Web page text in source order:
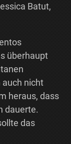
Batut,
überhaupt
auch nicht
heraus, dass
dauerte.
das